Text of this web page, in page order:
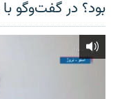
بود؟ در گفت‌وگو